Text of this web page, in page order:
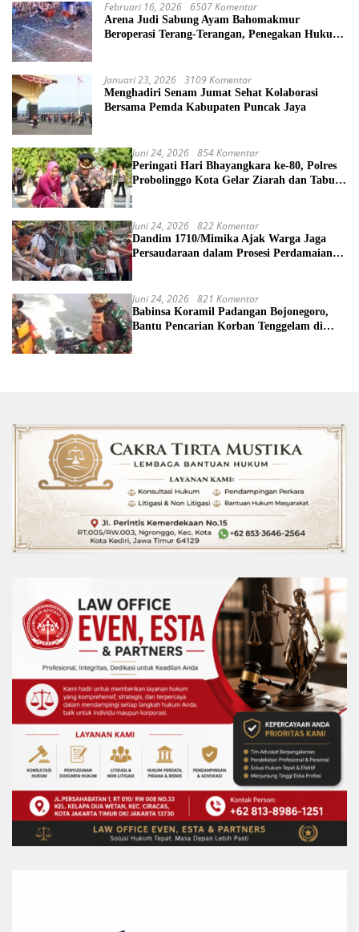
Februari 16, 2026 6507 Komentar
Arena Judi Sabung Ayam Bahomakmur
Beroperasi Terang-Terangan, Penegakan Hukum
Januari 23, 2026 3109 Komentar
Menghadiri Senam Jumat Sehat Kolaborasi
Bersama Pemda Kabupaten Puncak Jaya
Juni 24, 2026 854 Komentar
Peringati Hari Bhayangkara ke-80, Polres
Probolinggo Kota Gelar Ziarah dan Tabur
Juni 24, 2026 822 Komentar
Dandim 1710/Mimika Ajak Warga Jaga
Persaudaraan dalam Prosesi Perdamaian
Juni 24, 2026 821 Komentar
Babinsa Koramil Padangan Bojonegoro,
Bantu Pencarian Korban Tenggelam di